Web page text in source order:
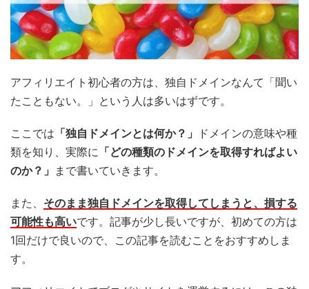
アフィリエイト初心者の方は、独自ドメインなんて「聞い
たこともない。」という人は多いはずです。
ここでは 「独自ドメインとは何か？」
ドメインの意味や種
類を知り、実際に 「どの種類のドメインを取得すればよい
のか？」 まで書いていきます。
また、 そのまま独自ドメインを取得してしまうと、損する
可能性も高いです。記事が少し長いですが、初めての方は
1回だけで良いので、この記事を読むことをおすすめしま
す。